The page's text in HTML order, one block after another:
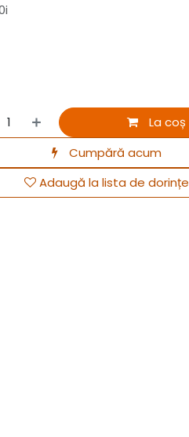
La coș
Cumpără acum
Adaugă la lista de dorințe